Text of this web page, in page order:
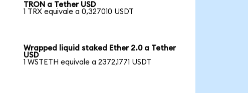
TRON a Tether USD
1 TRX equivale a 0,327010 USDT
Wrapped liquid staked Ether 2.0 a Tether
USD
1 WSTETH equivale a 2372,1771 USDT